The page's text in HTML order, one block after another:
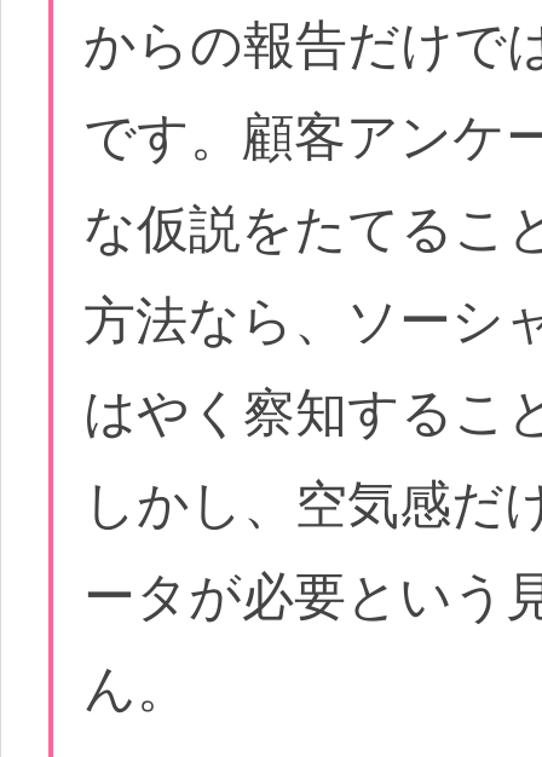
からの報告だけで
です。顧客アンケ
な仮説をたてるこ
方法なら、ソーシ
はやく察知するこ
しかし、空気感だ
ータが必要という
ん。